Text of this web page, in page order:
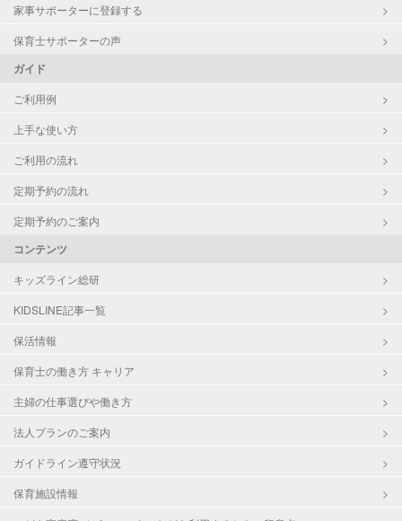
家事サポーターに登録する
保育士サポーターの声
ガイド
ご利用例
上手な使い方
ご利用の流れ
定期予約の流れ
定期予約のご案内
コンテンツ
キッズライン総研
KIDSLINE記事一覧
保活情報
保育士の働き方 キャリア
主婦の仕事選びや働き方
法人プランのご案内
ガイドライン遵守状況
保育施設情報